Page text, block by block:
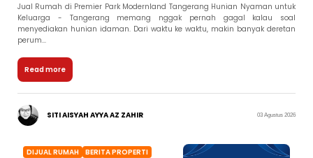
Jual Rumah di Premier Park Modernland Tangerang Hunian Nyaman untuk
Keluarga - Tangerang memang nggak pernah gagal kalau soal
menyediakan hunian idaman. Dari waktu ke waktu, makin banyak deretan
perum...
Read more
SITI AISYAH AYYA AZ ZAHIR 03 Agustus 2026
DIJUAL RUMAH BERITA PROPERTI